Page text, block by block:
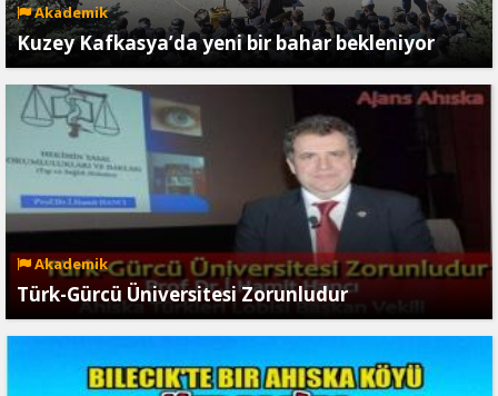
Akademik
Kuzey Kafkasya’da yeni bir bahar bekleniyor
Akademik
Türk-Gürcü Üniversitesi Zorunludur